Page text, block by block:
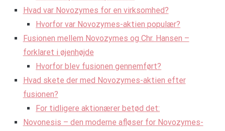
Hvad var Novozymes for en virksomhed?
Hvorfor var Novozymes-aktien populær?
Fusionen mellem Novozymes og Chr. Hansen –
forklaret i øjenhøjde
Hvorfor blev fusionen gennemført?
Hvad skete der med Novozymes-aktien efter
fusionen?
For tidligere aktionærer betød det:
Novonesis – den moderne afløser for Novozymes-